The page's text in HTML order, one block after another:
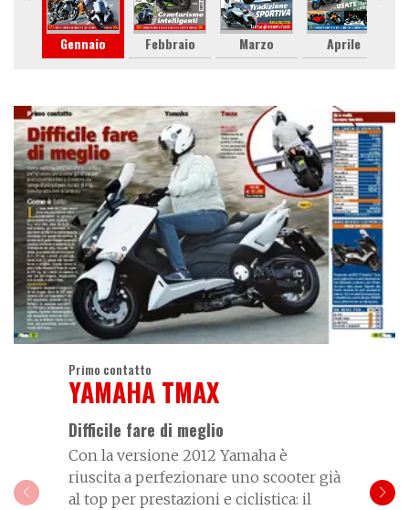
Gennaio Febbraio Marzo Aprile
Primo contatto
YAMAHA TMAX
Difficile fare di meglio
Con la versione 2012 Yamaha è
riuscita a perfezionare uno scooter già
al top per prestazioni e ciclistica: il